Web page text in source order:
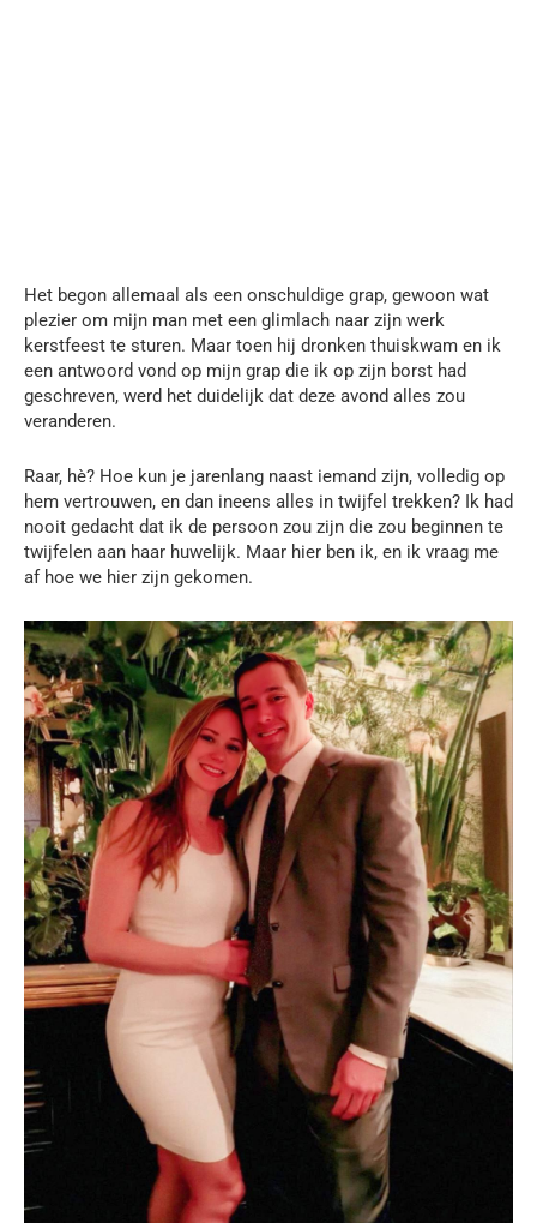
Het begon allemaal als een onschuldige grap, gewoon wat
plezier om mijn man met een glimlach naar zijn werk
kerstfeest te sturen. Maar toen hij dronken thuiskwam en ik
een antwoord vond op mijn grap die ik op zijn borst had
geschreven, werd het duidelijk dat deze avond alles zou
veranderen.
Raar, hè? Hoe kun je jarenlang naast iemand zijn, volledig op
hem vertrouwen, en dan ineens alles in twijfel trekken? Ik had
nooit gedacht dat ik de persoon zou zijn die zou beginnen te
twijfelen aan haar huwelijk. Maar hier ben ik, en ik vraag me
af hoe we hier zijn gekomen.